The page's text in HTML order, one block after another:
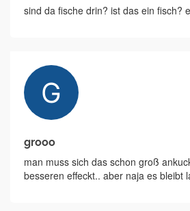
sind da fische drin? ist das ein fisch?
grooo
man muss sich das schon groß
besseren effeckt.. aber naja es bleibt